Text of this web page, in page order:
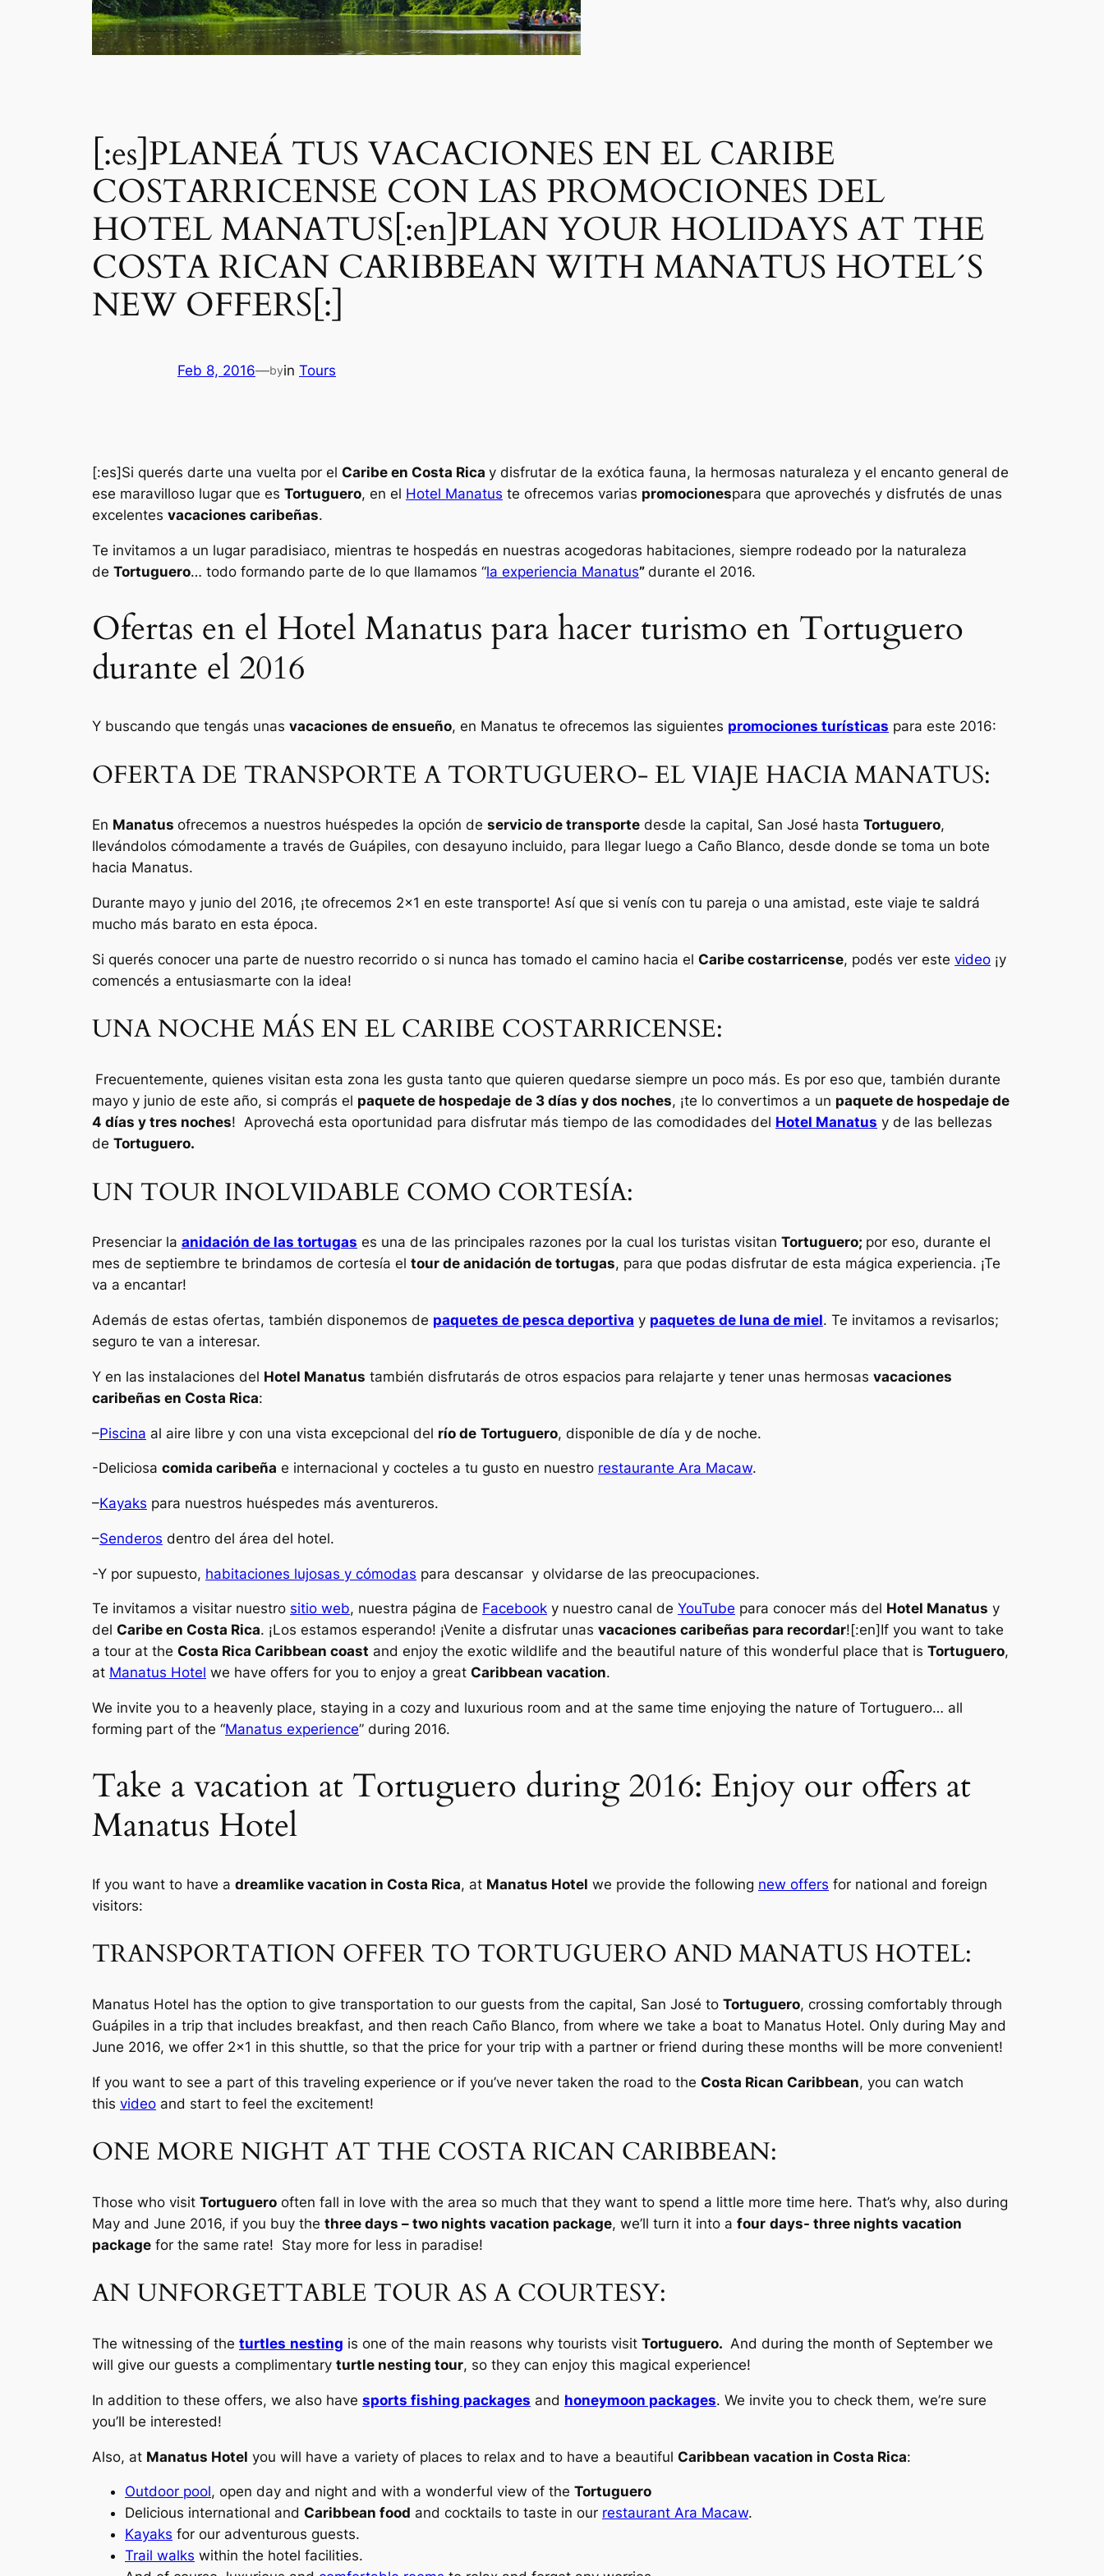
[:es]PLANEÁ TUS VACACIONES EN EL CARIBE
COSTARRICENSE CON LAS PROMOCIONES DEL
HOTEL MANATUS[:en]PLAN YOUR HOLIDAYS AT THE
COSTA RICAN CARIBBEAN WITH MANATUS HOTEL´S
NEW OFFERS[:]
Feb 8, 2016—byin Tours
[:es]Si querés darte una vuelta por el Caribe en Costa Rica y disfrutar de la exótica fauna, la hermosas naturaleza y el encanto general de
ese maravilloso lugar que es Tortuguero, en el Hotel Manatus te ofrecemos varias promocionespara que aprovechés y disfrutés de unas
excelentes vacaciones caribeñas.
Te invitamos a un lugar paradisiaco, mientras te hospedás en nuestras acogedoras habitaciones, siempre rodeado por la naturaleza
de Tortuguero… todo formando parte de lo que llamamos “la experiencia Manatus” durante el 2016.
Ofertas en el Hotel Manatus para hacer turismo en Tortuguero
durante el 2016
Y buscando que tengás unas vacaciones de ensueño, en Manatus te ofrecemos las siguientes promociones turísticas para este 2016:
OFERTA DE TRANSPORTE A TORTUGUERO- EL VIAJE HACIA MANATUS:
En Manatus ofrecemos a nuestros huéspedes la opción de servicio de transporte desde la capital, San José hasta Tortuguero,
llevándolos cómodamente a través de Guápiles, con desayuno incluido, para llegar luego a Caño Blanco, desde donde se toma un bote
hacia Manatus.
Durante mayo y junio del 2016, ¡te ofrecemos 2×1 en este transporte! Así que si venís con tu pareja o una amistad, este viaje te saldrá
mucho más barato en esta época.
Si querés conocer una parte de nuestro recorrido o si nunca has tomado el camino hacia el Caribe costarricense, podés ver este video ¡y
comencés a entusiasmarte con la idea!
UNA NOCHE MÁS EN EL CARIBE COSTARRICENSE:
Frecuentemente, quienes visitan esta zona les gusta tanto que quieren quedarse siempre un poco más. Es por eso que, también durante
mayo y junio de este año, si comprás el paquete de hospedaje de 3 días y dos noches, ¡te lo convertimos a un paquete de hospedaje de
4 días y tres noches! Aprovechá esta oportunidad para disfrutar más tiempo de las comodidades del Hotel Manatus y de las bellezas
de Tortuguero.
UN TOUR INOLVIDABLE COMO CORTESÍA:
Presenciar la anidación de las tortugas es una de las principales razones por la cual los turistas visitan Tortuguero; por eso, durante el
mes de septiembre te brindamos de cortesía el tour de anidación de tortugas, para que podas disfrutar de esta mágica experiencia. ¡Te
va a encantar!
Además de estas ofertas, también disponemos de paquetes de pesca deportiva y paquetes de luna de miel. Te invitamos a revisarlos;
seguro te van a interesar.
Y en las instalaciones del Hotel Manatus también disfrutarás de otros espacios para relajarte y tener unas hermosas vacaciones
caribeñas en Costa Rica:
–Piscina al aire libre y con una vista excepcional del río de Tortuguero, disponible de día y de noche.
-Deliciosa comida caribeña e internacional y cocteles a tu gusto en nuestro restaurante Ara Macaw.
–Kayaks para nuestros huéspedes más aventureros.
–Senderos dentro del área del hotel.
-Y por supuesto, habitaciones lujosas y cómodas para descansar y olvidarse de las preocupaciones.
Te invitamos a visitar nuestro sitio web, nuestra página de Facebook y nuestro canal de YouTube para conocer más del Hotel Manatus y
del Caribe en Costa Rica. ¡Los estamos esperando! ¡Venite a disfrutar unas vacaciones caribeñas para recordar![:en]If you want to take
a tour at the Costa Rica Caribbean coast and enjoy the exotic wildlife and the beautiful nature of this wonderful place that is Tortuguero,
at Manatus Hotel we have offers for you to enjoy a great Caribbean vacation.
We invite you to a heavenly place, staying in a cozy and luxurious room and at the same time enjoying the nature of Tortuguero… all
forming part of the “Manatus experience” during 2016.
Take a vacation at Tortuguero during 2016: Enjoy our offers at
Manatus Hotel
If you want to have a dreamlike vacation in Costa Rica, at Manatus Hotel we provide the following new offers for national and foreign
visitors:
TRANSPORTATION OFFER TO TORTUGUERO AND MANATUS HOTEL:
Manatus Hotel has the option to give transportation to our guests from the capital, San José to Tortuguero, crossing comfortably through
Guápiles in a trip that includes breakfast, and then reach Caño Blanco, from where we take a boat to Manatus Hotel. Only during May and
June 2016, we offer 2×1 in this shuttle, so that the price for your trip with a partner or friend during these months will be more convenient!
If you want to see a part of this traveling experience or if you’ve never taken the road to the Costa Rican Caribbean, you can watch
this video and start to feel the excitement!
ONE MORE NIGHT AT THE COSTA RICAN CARIBBEAN:
Those who visit Tortuguero often fall in love with the area so much that they want to spend a little more time here. That’s why, also during
May and June 2016, if you buy the three days – two nights vacation package, we’ll turn it into a four days- three nights vacation
package for the same rate! Stay more for less in paradise!
AN UNFORGETTABLE TOUR AS A COURTESY:
The witnessing of the turtles nesting is one of the main reasons why tourists visit Tortuguero. And during the month of September we
will give our guests a complimentary turtle nesting tour, so they can enjoy this magical experience!
In addition to these offers, we also have sports fishing packages and honeymoon packages. We invite you to check them, we’re sure
you’ll be interested!
Also, at Manatus Hotel you will have a variety of places to relax and to have a beautiful Caribbean vacation in Costa Rica:
Outdoor pool, open day and night and with a wonderful view of the Tortuguero
Delicious international and Caribbean food and cocktails to taste in our restaurant Ara Macaw.
Kayaks for our adventurous guests.
Trail walks within the hotel facilities.